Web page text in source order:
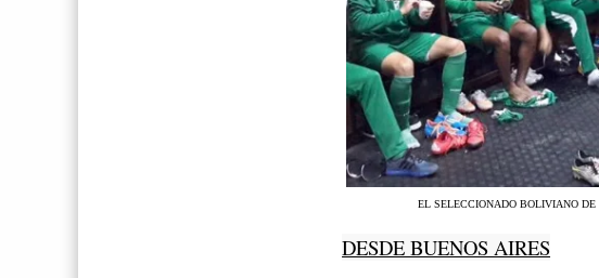
EL SELECCIONADO BOLIVIANO
DESDE BUENOS AIRES